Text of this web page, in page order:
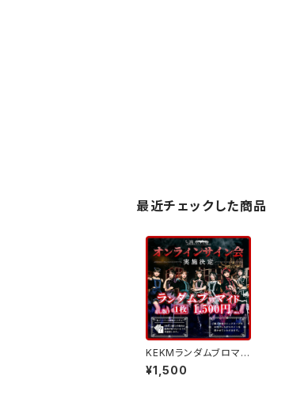
最近チェックした商品
KEKMランダムブロマイ
ド発売！ オンラインサイ
ン会実施決定
¥1,500